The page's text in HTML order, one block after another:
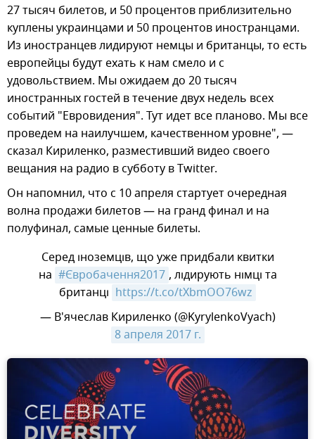
27 тысяч билетов, и 50 процентов приблизительно
куплены украинцами и 50 процентов иностранцами.
Из иностранцев лидируют немцы и британцы, то есть
европейцы будут ехать к нам смело и с
удовольствием. Мы ожидаем до 20 тысяч
иностранных гостей в течение двух недель всех
событий "Евровидения". Тут идет все планово. Мы все
проведем на наилучшем, качественном уровне", —
сказал Кириленко, разместивший видео своего
вещания на радио в субботу в Twitter.
Он напомнил, что с 10 апреля стартует очередная
волна продажи билетов — на гранд финал и на
полуфинал, самые ценные билеты.
Серед іноземців, що уже придбали квитки
на #Євробачення2017 , лідирують німці та
британці https://t.co/tXbmOO76wz
— В'ячеслав Кириленко (@KyrylenkoVyach)
8 апреля 2017 г.